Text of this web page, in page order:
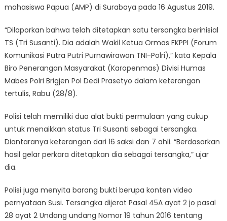
mahasiswa Papua (AMP) di Surabaya pada 16 Agustus 2019.
“Dilaporkan bahwa telah ditetapkan satu tersangka berinisial
TS (Tri Susanti). Dia adalah Wakil Ketua Ormas FKPPI (Forum
Komunikasi Putra Putri Purnawirawan TNI-Polri),” kata Kepala
Biro Penerangan Masyarakat (Karopenmas) Divisi Humas
Mabes Polri Brigjen Pol Dedi Prasetyo dalam keterangan
tertulis, Rabu (28/8).
Polisi telah memiliki dua alat bukti permulaan yang cukup
untuk menaikkan status Tri Susanti sebagai tersangka.
Diantaranya keterangan dari 16 saksi dan 7 ahli. “Berdasarkan
hasil gelar perkara ditetapkan dia sebagai tersangka,” ujar
dia.
Polisi juga menyita barang bukti berupa konten video
pernyataan Susi. Tersangka dijerat Pasal 45A ayat 2 jo pasal
28 ayat 2 Undang undang Nomor 19 tahun 2016 tentang